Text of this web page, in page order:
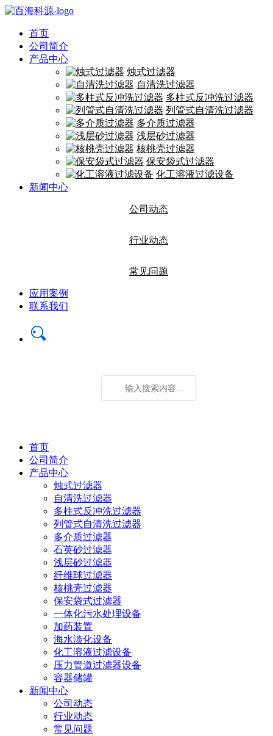
首页
公司简介
产品中心
烛式过滤器
自清洗过滤器
多柱式反冲洗过滤器
列管式自清洗过滤器
多介质过滤器
浅层砂过滤器
核桃壳过滤器
保安袋式过滤器
化工溶液过滤设备
新闻中心
公司动态
行业动态
常见问题
应用案例
联系我们
首页
公司简介
产品中心
烛式过滤器
自清洗过滤器
多柱式反冲洗过滤器
列管式自清洗过滤器
多介质过滤器
石英砂过滤器
浅层砂过滤器
纤维球过滤器
核桃壳过滤器
保安袋式过滤器
一体化污水处理设备
加药装置
海水淡化设备
化工溶液过滤设备
压力管道过滤器设备
容器储罐
新闻中心
公司动态
行业动态
常见问题